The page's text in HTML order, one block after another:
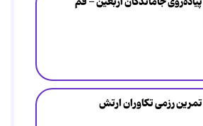
تمرین رزمی تکاوران ارتش